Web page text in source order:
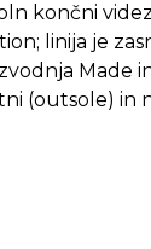
končni
linija je
Made
(outsole) in